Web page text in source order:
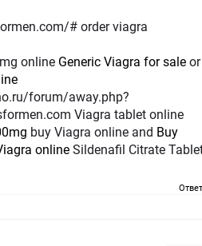
# order viagra
online Generic Viagra for sale or
forum/away.php?
Viagra tablet online
buy Viagra online and Buy
online Sildenafil Citrate